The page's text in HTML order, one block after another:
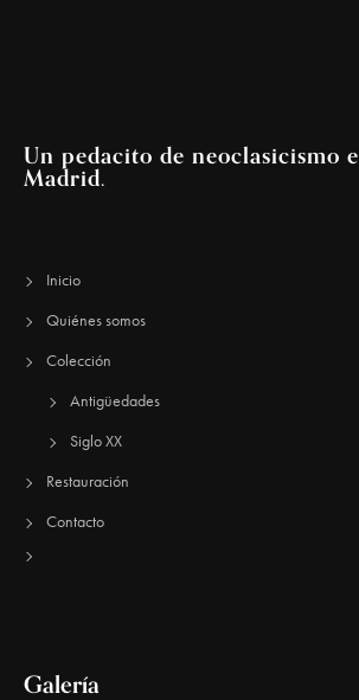
Un pedacito de neoclasicismo
Madrid.
Inicio
Quiénes somos
Colección
Antigüedades
Siglo XX
Restauración
Contacto
Galería